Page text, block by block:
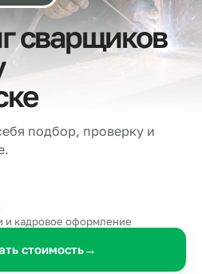
сварщиков
подбор, проверку и
и кадровое оформление
стоимость→